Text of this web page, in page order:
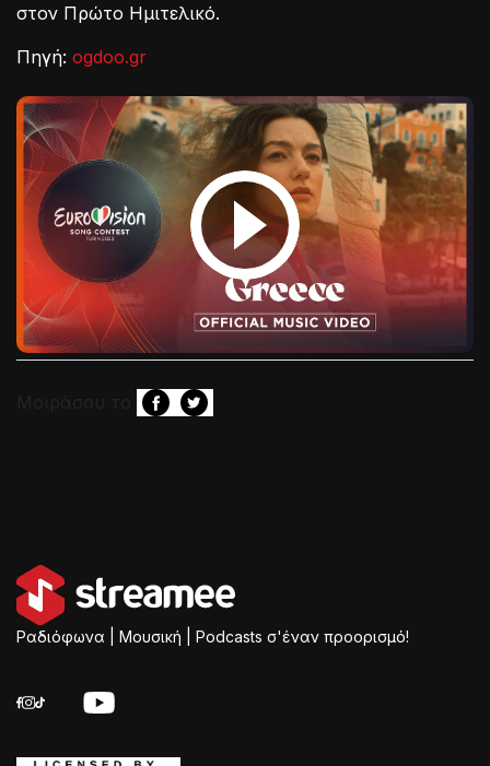
στον Πρώτο Ημιτελικό.
Πηγή: ogdoo.gr
Μοιράσου το
Ραδιόφωνα | Μουσική | Podcasts σ'έναν προορισμό!